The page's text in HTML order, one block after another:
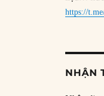
https://
NHẬN